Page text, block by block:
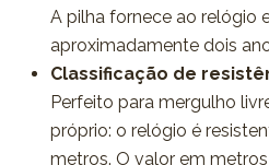
A pilha fornece ao relógio
aproximadamente dois
Classificação de
Perfeito para mergulho
próprio: o relógio é
metros. O valor em